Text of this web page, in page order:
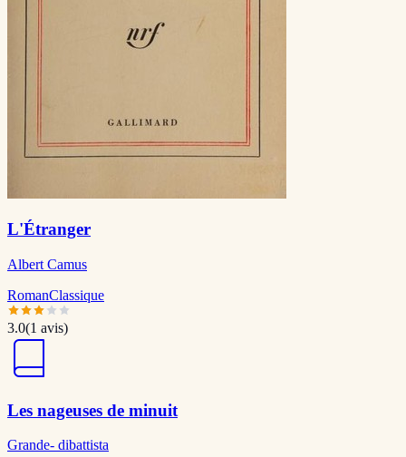
L'Étranger
Albert Camus
RomanClassique
3.0(1 avis)
Les nageuses de minuit
Grande- dibattista